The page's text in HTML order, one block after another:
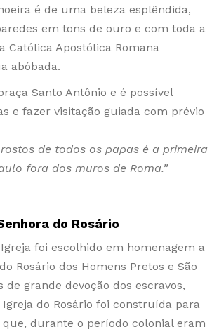
é de uma beleza esplêndida,
em tons de ouro e com toda a
Católica Apostólica Romana
abóbada.
Santo Antônio e é possível
e fazer visitação guiada com prévio
de todos os papas é a primeira
fora dos muros de Roma.”
do Rosário
foi escolhido em homenagem a
Rosário dos Homens Pretos e São
de grande devoção dos escravos,
Igreja do Rosário foi construída para
durante o período colonial eram